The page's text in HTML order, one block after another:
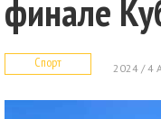
финале
Спорт 2024 / 4